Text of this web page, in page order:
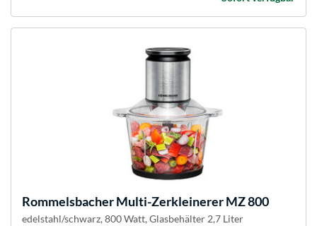
RommelsbacherMulti-Zerkleinerer MZ 800
edelstahl/schwarz, 800 Watt, Glasbehälter 2,7 Liter